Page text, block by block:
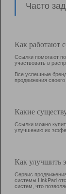
Часто
Как работают
Ссылки помогают
участвовать в
Все успешные
продвижения своего
Какие
Ссылки можно
улучшению их
Как улучшить
Сервис
системы LinkPad
систем, что